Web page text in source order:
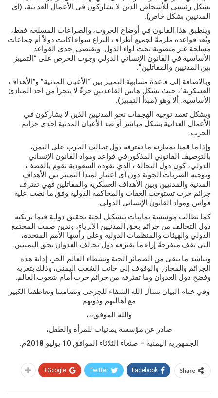
بشكل رئيسي للأشخاص الذين لا يشاركون في الأعمال العدائية، (أي
المدنيين بشكل خاص).
وينطبق هذا القانون في أوضاع الحروب، والصراعات المسلحة فقط،
وتُعد قواعده ملزمةً لجميع أطراف النزاع سواء أكانت دولاً أم جماعات
مسلحة غير منضوية تحت لواء الدول. وتقتضي إحدى القواعد
الأساسية في القانون الإنساني الدولي وجوب الحرص على “التمييز
بين المدنيين والمقاتلين”.
وبالإضافة إلى قاعدة مشابهة التمييز بين “الأعيان المدنية” و”الأهداف
العسكرية”، حيث تشكل هاتين القاعدتين جزءً لا يتجزأ من أحد المبادئ
الأساسية، ألا وهو (مبدأ التمييز).
ويشكل تعمد توجيه الهجمات نحو المدنيين الذين لا يشاركون في
الأعمال العدائية بشكل مباشر أو ضد الأعيان المدنية إحدى جرائم
الحرب.
وإذا ما قمنا بمقارنة ما تقترفه دول تحالف الحرب على اليمن،
بالتوصيف القانوني المذكور في قواعد ومواد القانون الإنساني
الدولي، كون دول التحالف الذي تقوده السعودية تقوم بالقصف
وتوجيه الضربات الجوية دون أي اعتبار لمبدأ التمييز بين الأهداف
المدنية والمدنيين وبين الأهداف العسكرية والمقاتلين فهي تقترف
جرائم حرب تستوجب العقاب والمحاكمة الدولية وفق ما نصت عليه
قوانين ومواد القانون الإنساني الدولي.
كما تطالب مؤسسة يمانيات بتشكيل لجنة تحقيق دولية فيما ترتكبه
دول التحالف من جرائم بحق المدنيين الأبرياء، وندين صمت المجتمع
الدولي والهيئات والمنظمات الدولية وعلى رأسها الأمم المتحدة،
التي تقف متفرجةً إزاء ما تقترفه دول تحالف العدوان بحق اليمنيين.
ونناشد ما تبقى من الضمائر الحية ونشطاء العالم الحر، إدانة هذه
الجرائم والمجازر والوقوف إلى جانب الشعب اليمني، وذلك بتعرية
وفضح دول العدوان وما تقترفه من جرائم حرب أمام شعوب العالم.
وفي ختام البيان نسأل الله الشفاء للجرحى وتضامننا وتعاطفنا الكبير
مع أهاليهم وذويهم
والله الموفق،،،
صادر عن مؤسسة يمانيات للمرأة والطفل،
الجمهورية اليمنية – صنعاء الثلاثاء الموافق 10 يوليو 2018م.
Share
Facebook
Twitter
Google+